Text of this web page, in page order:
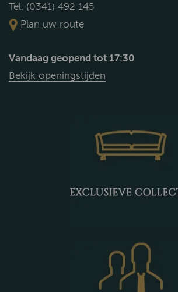
Tel. (0341) 492 145
Plan uw route
Vandaag geopend tot 17:30
Bekijk openingstijden